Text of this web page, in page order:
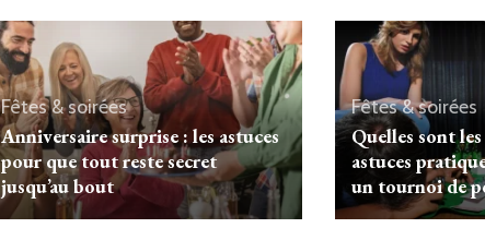
Fêtes & soirées
Anniversaire surprise : les astuces
pour que tout reste secret
jusqu’au bout
Fêtes & soirées
Quelles sont
astuces
un tournoi de